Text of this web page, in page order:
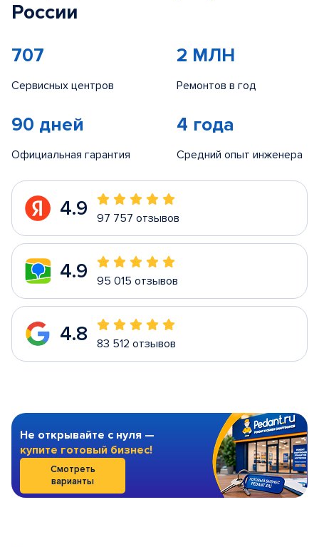
России
707
Сервисных центров
2 МЛН
Ремонтов в год
90 дней
Официальная гарантия
4 года
Средний опыт инженера
4.9 97 757 отзывов
4.9 95 015 отзывов
4.8 83 512 отзывов
Не открывайте с нуля —
купите готовый бизнес!
Смотреть
варианты